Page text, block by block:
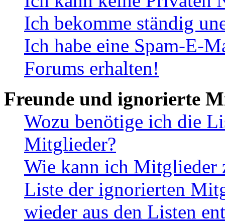
Ich bekomme ständig
Ich habe eine Spam-E-
Forums erhalten!
Freunde und ignorierte
Wozu benötige ich die
Mitglieder?
Wie kann ich Mitglieder
Liste der ignorierten
wieder aus den Listen